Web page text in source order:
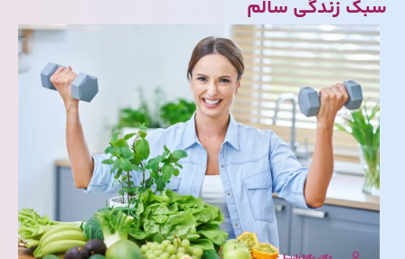
سبک زندگی سالم